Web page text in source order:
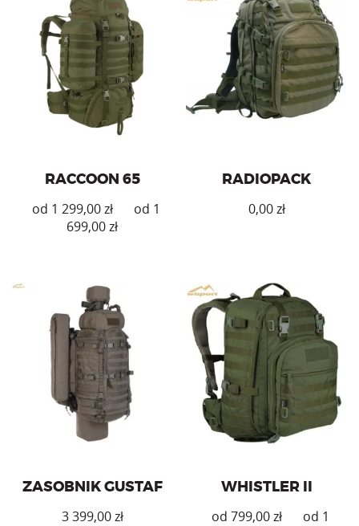
Plecak militarno surwiwalowy
o pojemności 65l. System
nośny FAS+ Military.
RACCOON 65
zł
zł
wiele
wariantów.
Opcje
można
wybrać
na
stronie
produktu
Plecak dla radiowca, na
radiostację typu AN/PRC.
RADIOPACK
0,00zł
Noszak z plecakiem do
przenoszenia granatnika Carl
Gustaf
ZASOBNIK GUSTAF
3 399,00zł
Plecak militarno-surwiwalowy
o pojemności 35l. System
nośny SAS Military.
WHISTLER II
zł